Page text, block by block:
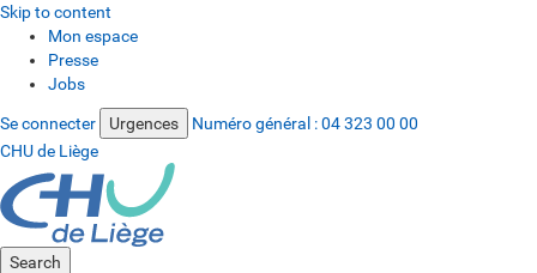
Skip to content
Mon espace
Presse
Jobs
Se connecter Urgences Numéro général :04 323 00 00
CHU de Liège
Search